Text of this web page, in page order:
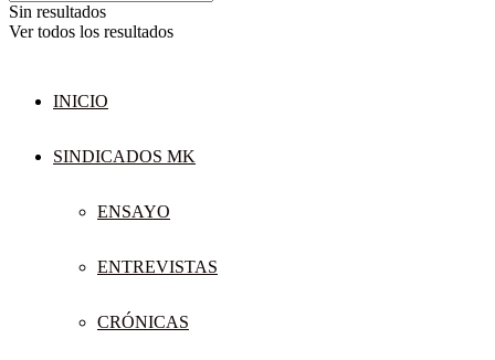
Sin resultados
Ver todos los resultados
INICIO
SINDICADOS MK
ENSAYO
ENTREVISTAS
CRÓNICAS